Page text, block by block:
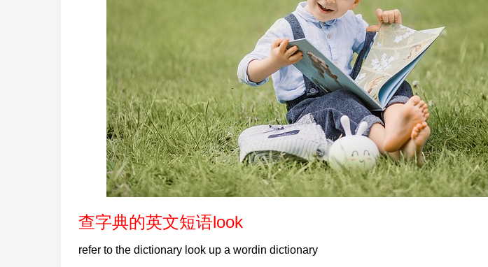
查字典的英文短语look
refer to the dictionary look up a wordin dictionary